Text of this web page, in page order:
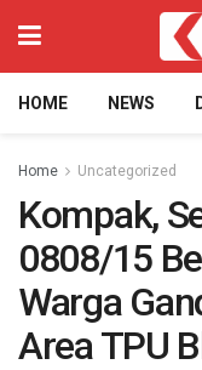
HOME NEWS
Home Uncategorized
Kompak,
0808/15
Warga
Area TPU